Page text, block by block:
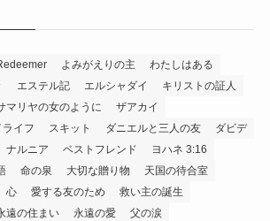
よみがえりの主
わたしはある
エステル記 エルシャダイ
キリストの証人
マリヤの女のように
ザアカイ
イフ
スキット ダニエルと三人の友
ダビデ
ナルニア ベストフレンド
ヨハネ 3:16
命の泉 大切な贈り物
天国の待合室
心 愛する友のため
救い主の誕生
遠の住まい 永遠の愛
父の涙